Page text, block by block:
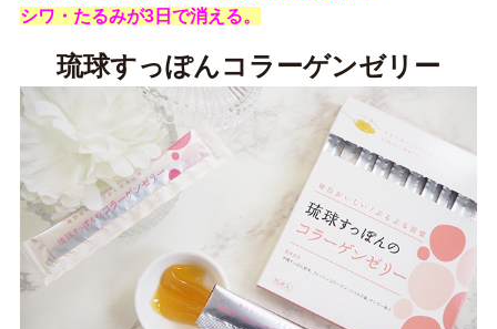
シワ・たるみが3日で消える。
琉球すっぽんコラーゲンゼリー